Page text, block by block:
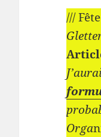
///
Orga